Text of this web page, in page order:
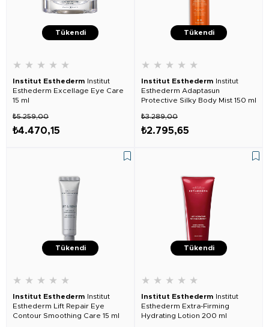
Tükendi
★ ★ ★ ★ ★
Institut Esthederm Institut
Esthederm Excellage Eye Care
15 ml
₺4.470,15
₺5.259,00
Tükendi
★ ★ ★ ★ ★
Institut Esthederm Institut
Esthederm Adaptasun
Protective Silky Body Mist 150 ml
₺2.795,65
₺3.289,00
Tükendi
★ ★ ★ ★ ★
Institut Esthederm Institut
Esthederm Lift Repair Eye
Contour Smoothing Care 15 ml
Tükendi
★ ★ ★ ★ ★
Institut Esthederm Institut
Esthederm Extra-Firming
Hydrating Lotion 200 ml